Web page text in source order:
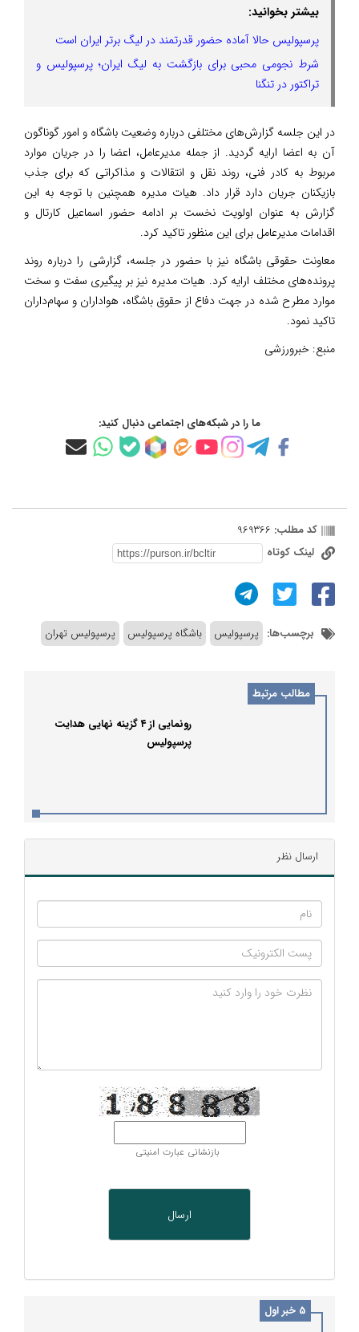
بیشتر بخوانید:
پرسپولیس حالا آماده حضور قدرتمند در لیگ برتر ایران است
شرط نجومی محبی برای بازگشت به لیگ ایران؛ پرسپولیس و
تراکتور در تنگنا
در این جلسه گزارش‌های مختلفی درباره وضعیت باشگاه و امور گوناگون
آن به اعضا ارایه گردید. از جمله مدیرعامل، اعضا را در جریان موارد
مربوط به کادر فنی، روند نقل و انتقالات و مذاکراتی که برای جذب
بازیکنان جریان دارد قرار داد. هیات مدیره همچنین با توجه به این
گزارش به عنوان اولویت نخست بر ادامه حضور اسماعیل کارتال و
اقدامات مدیرعامل برای این منظور تاکید کرد.
معاونت حقوقی باشگاه نیز با حضور در جلسه، گزارشی را درباره روند
پرونده‌های مختلف ارایه کرد. هیات مدیره نیز بر پیگیری سفت و سخت
موارد مطرح شده در جهت دفاع از حقوق باشگاه، هواداران و سهام‌داران
تاکید نمود.
منبع: خبرورزشی
ما را در شبکه‌های اجتماعی دنبال کنید:
کد مطلب: 969366
لینک کوتاه
برچسب‌ها: پرسپولیس باشگاه پرسپولیس پرسپولیس تهران
مطالب مرتبط
رونمایی از ۴ گزینه نهایی هدایت
پرسپولیس
ارسال نظر
بازنشانی عبارت امنیتی
5 خبر اول